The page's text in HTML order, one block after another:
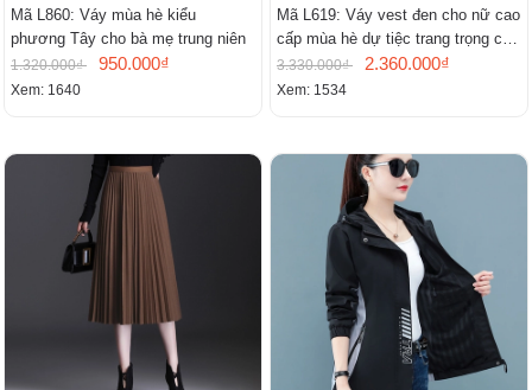
Mã L860: Váy mùa hè kiểu
phương Tây cho bà mẹ trung niên
1.320.000₫ 950.000₫
Xem: 1640
Mã L619: Váy vest đen cho nữ cao
cấp mùa hè dự tiệc trang trọng cao
cấp
3.330.000₫ 2.360.000₫
Xem: 1534